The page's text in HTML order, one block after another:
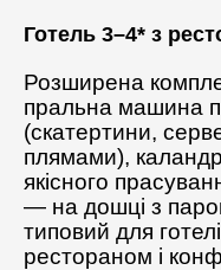
Готель 3–4* з
Розширена
пральна машина
(скатертини,
плямами),
якісного
— на дошці з
типовий для
рестораном і